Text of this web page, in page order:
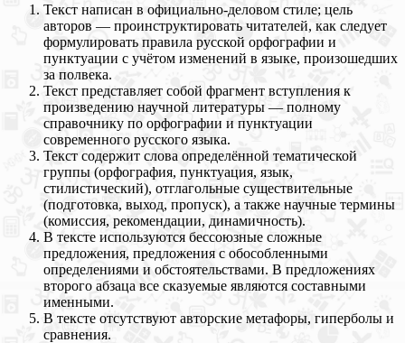
Текст написан в официально-деловом стиле; цель
авторов — проинструктировать читателей, как следует
формулировать правила русской орфографии и
пунктуации с учётом изменений в языке, произошедших
за полвека.
Текст представляет собой фрагмент вступления к
произведению научной литературы — полному
справочнику по орфографии и пунктуации
современного русского языка.
Текст содержит слова определённой тематической
группы (орфография, пунктуация, язык,
стилистический), отглагольные существительные
(подготовка, выход, пропуск), а также научные термины
(комиссия, рекомендации, динамичность).
В тексте используются бессоюзные сложные
предложения, предложения с обособленными
определениями и обстоятельствами. В предложениях
второго абзаца все сказуемые являются составными
именными.
В тексте отсутствуют авторские метафоры, гиперболы и
сравнения.